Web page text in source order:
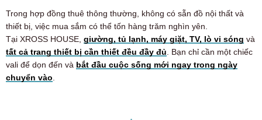
Trong hợp đồng thuê thông thường, không có sẵn đồ nội thất và
thiết bị, việc mua sắm có thể tốn hàng trăm nghìn yên.
Tại XROSS HOUSE, giường, tủ lạnh, máy giặt, TV, lò vi sóng và
tất cả trang thiết bị cần thiết đều đầy đủ . Bạn chỉ cần một chiếc
vali để dọn đến và bắt đầu cuộc sống mới ngay trong ngày
chuyển vào